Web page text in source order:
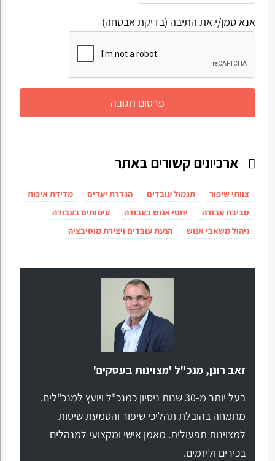
אנא סמן/י את התיבה (בדיקת אבטחה)
ארכיונים קשורים באתר
צוותי שיפור תגמול עובדים הגדרת יעדים
מדידת איכות
סביבת עבודה
יחסי אנוש בעבודה
עימותים בעבודה
ניהול משאבי אנוש
הנעת עובדים ויצירת מוטיבציה
זאב רונן, מנכ"ל 'מצוינות בעסקים'
בעל יותר מ-30 שנות ניסיון כמנכ"ל ויועץ למנכ"לים.
מתמחה בהובלת תהליכי שיפור והטמעת שיטות
למצוינות תפעולית. מאמן אישי ומקצועי למנהלים
בכירים וליזמים.